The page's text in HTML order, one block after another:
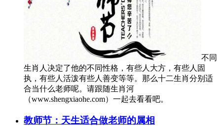
不同
生肖人决定了他的不同性格，有些人大方，有些人固
执，有些人活泼有些人善变等等。那么十二生肖分别适
合当什么老师呢。请跟随生肖河
（www.shengxiaohe.com）一起去看看吧。
教师节：天生适合做老师的属相